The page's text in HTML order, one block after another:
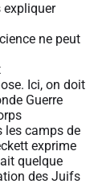
expliquer
ne peut
Ici, on doit
Guerre
les camps de
exprime
quelque
des Juifs